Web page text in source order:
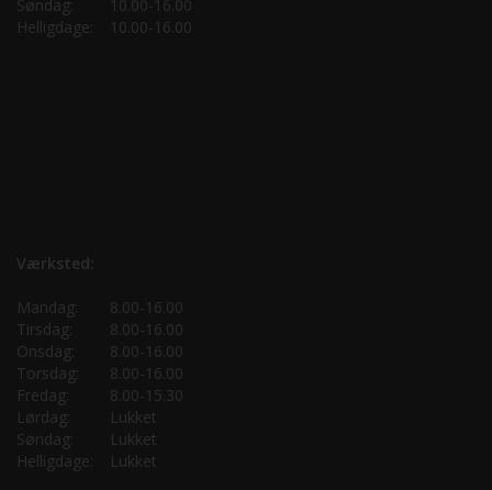
Søndag:
10.00-16.00
Helligdage:
10.00-16.00
Værksted:
Mandag:
8.00-16.00
Tirsdag:
8.00-16.00
Onsdag:
8.00-16.00
Torsdag:
8.00-16.00
Fredag:
8.00-15.30
Lørdag:
Lukket
Søndag:
Lukket
Helligdage:
Lukket